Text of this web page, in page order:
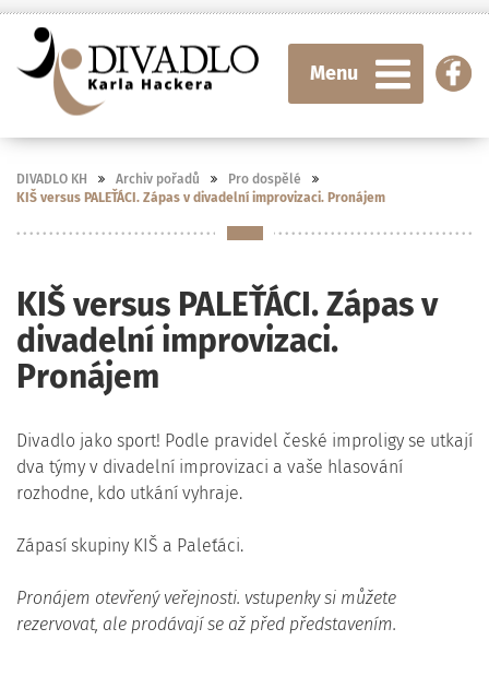
Menu
DIVADLO KH Archiv pořadů
Pro dospělé
KIŠ versus PALEŤÁCI. Zápas v divadelní improvizaci. Pronájem
KIŠ versus PALEŤÁCI. Zápas v
divadelní improvizaci.
Pronájem
Divadlo jako sport! Podle pravidel české improligy se utkají
dva týmy v divadelní improvizaci a vaše hlasování
rozhodne, kdo utkání vyhraje.
Zápasí skupiny KIŠ a Paleťáci.
Pronájem otevřený veřejnosti. vstupenky si můžete
rezervovat, ale prodávají se až před představením.